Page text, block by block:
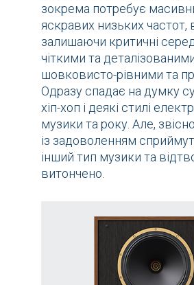
зокрема потребує
яскравих низьких частот,
залишаючи критичні
чіткими та
шовковисто-рівними та
Одразу спадає на думку
хіп-хоп і деякі стилі
музики та року. Але,
із задоволенням
інший тип музики та
витончено.